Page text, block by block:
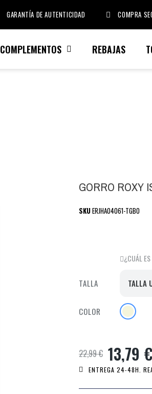
GARANTÍA DE AUTENTICIDAD COMPRA
COMPLEMENTOS REBAJAS
GORRO ROXY
SKUERJHA04061-TGB0
¿CUÁL
TALLA
COLOR
22,99 € 13,79 €
ENTREGA 24-48H.